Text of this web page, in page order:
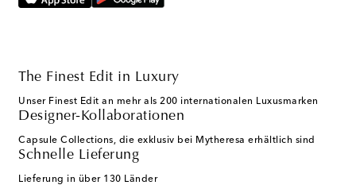
The Finest Edit in Luxury
Unser Finest Edit an mehr als 200 internationalen Luxusmarken
Designer-Kollaborationen
Capsule Collections, die exklusiv bei Mytheresa erhältlich sind
Schnelle Lieferung
Lieferung in über 130 Länder